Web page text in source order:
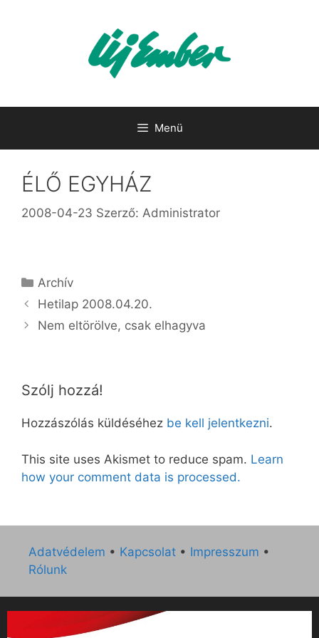
Menü
ÉLŐ EGYHÁZ
2008-04-23 Szerző: Administrator
Kategória
Archív
Hetilap 2008.04.20.
Nem eltörölve, csak elhagyva
Szólj hozzá!
Hozzászólás küldéséhez be kell jelentkezni.
This site uses Akismet to reduce spam. Learn
how your comment data is processed.
Adatvédelem • Kapcsolat • Impresszum •
Rólunk